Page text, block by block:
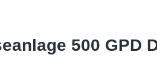
500 GPD